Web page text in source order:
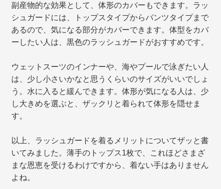
副産物的な効果として、体形のカバーもできます。ラッ
シュガードには、トップスタイプからパンツタイプまで
あるので、気になる部分がカバーできます。体型をカバ
ーしたい人は、黒色のラッシュガードがおすすめです。
ウェットスーツのインナーや、海やプールで泳ぎたい人
は、少し小さいかなと思うくらいのサイズがいいでしょ
う。水に入ると緩んできます。体形が気になる人は、少
し大きめを選ぶと、ザックリと着られて体形を隠せま
す。
以上、ラッシュガードを着るメリットについてザッと書
いてみました。薄手のトップス1枚で、これほどさまざ
まな恩恵を受けるわけですから、着ない手はありません
よね。